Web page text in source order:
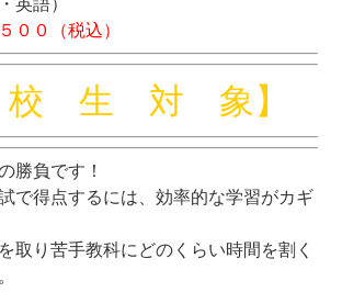
００（税込）
校 生 対 象】
勝負です！
で得点するには、効率的な学習がカギ
取り苦手教科にどのくらい時間を割く